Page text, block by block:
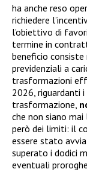
ha anche reso
richiedere
l’obiettivo di
termine in
beneficio consiste
previdenziali a
trasformazioni
2026, riguardanti
trasformazione,
che non siano
però dei limiti: il
essere stato
superato i dodici
eventuali